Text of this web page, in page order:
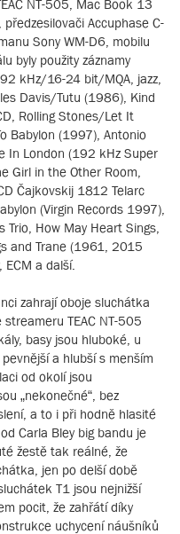
NT-505, Mac Book 13
Accuphase C-
Sony WM-D6, mobilu
byly použity záznamy
kHz/16-24 bit/MQA, jazz,
Davis/Tutu (1986), Kind
Rolling Stones/Let It
Babylon (1997), Antonio
In London (192 kHz Super
Girl in the Other Room,
Čajkovskij 1812 Telarc
(Virgin Records 1997),
Trio, How May Heart Sings,
and Trane (1961, 2015
a další.
zahrají oboje sluchátka
TEAC NT-505
basy jsou hluboké, u
a hlubší s menším
od okolí jsou
„nekonečné“, bez
a to i při hodně hlasité
Carla Bley big bandu je
žestě tak reálné, že
jen po delší době
T1 jsou nejnižší
pocit, že zahřátí díky
uchycení náušníků